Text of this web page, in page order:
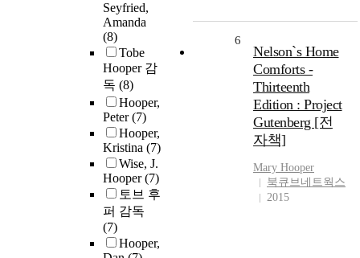
Seyfried,
Amanda
(8)
Tobe
Hooper 감
독 (8)
Hooper,
Peter(7)
Hooper,
Kristina (7)
Wise, J.
Hooper(7)
토브 후
퍼 감독
(7)
Hooper,
6
Nelson`s Home
Comforts -
Thirteenth
Edition : Project
Gutenberg [전
자책]
Mary Hooper
북큐브네트웍스
2015